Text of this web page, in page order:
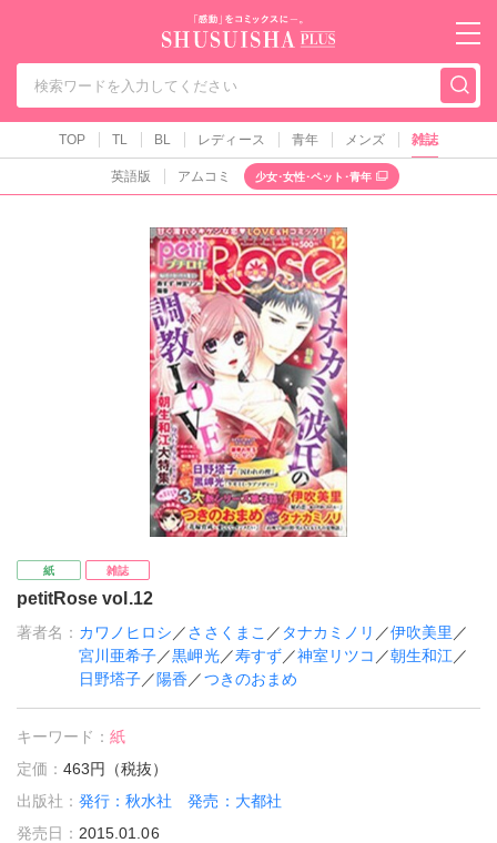
秋水社PLUS（テ
TOP TL BL レディース 青年 メンズ 雑誌
英語版 アムコミ 少女･女性･ペット･青年
紙 雑誌
petitRose vol.12
著者名： カワノヒロシ ／ささくまこ ／ タナカミノリ ／伊吹美里 ／
宮川亜希子／黒岬光／寿すず／神室リツコ ／朝生和江 ／
日野塔子／陽香／つきのおまめ
キーワード：紙
定価：463円（税抜）
出版社：発行：秋水社 発売：大都社
発売日： 2015.01.06